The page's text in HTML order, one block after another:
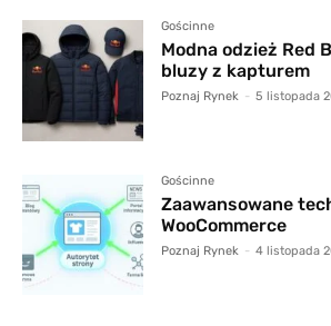
Gościnne
Modna odzież Red
bluzy z kapturem
Poznaj Rynek - 5 listopada
Gościnne
Zaawansowane
WooCommerce
Poznaj Rynek - 4 listopada